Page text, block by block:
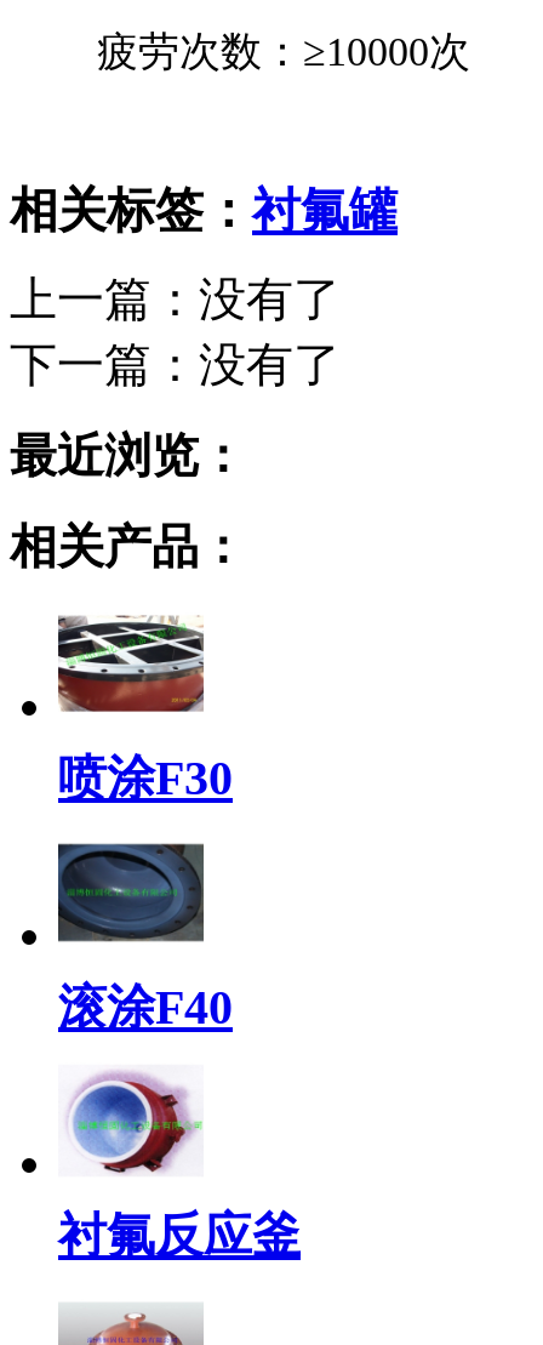
疲劳次数：≥10000次
相关标签：衬氟罐
上一篇：没有了
下一篇： 没有了
最近浏览：
相关产品：
喷涂F30
滚涂F40
衬氟反应釜